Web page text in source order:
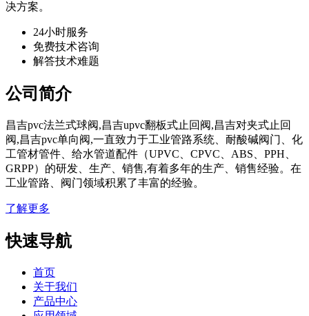
决方案。
24小时服务
免费技术咨询
解答技术难题
公司简介
昌吉pvc法兰式球阀,昌吉upvc翻板式止回阀,昌吉对夹式止回
阀,昌吉pvc单向阀,一直致力于工业管路系统、耐酸碱阀门、化
工管材管件、给水管道配件（UPVC、CPVC、ABS、PPH、
GRPP）的研发、生产、销售,有着多年的生产、销售经验。在
工业管路、阀门领域积累了丰富的经验。
了解更多
快速导航
首页
关于我们
产品中心